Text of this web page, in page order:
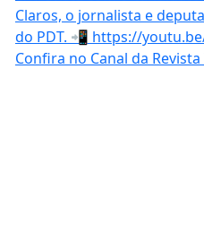
Confira no Canal da